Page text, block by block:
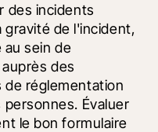
des incidents
gravité de l'incident,
sein de
des
de réglementation
Évaluer
le bon formulaire